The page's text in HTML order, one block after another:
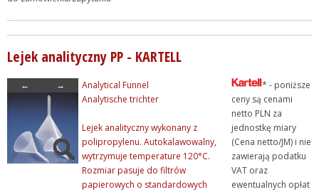
Lejek analityczny PP - KARTELL
← →
Analytical Funnel
Analytische trichter
Lejek analityczny wykonany z
polipropylenu. Autokalawowalny,
wytrzymuje temperature 120°C.
Rozmiar pasuje do filtrów
papierowych o standardowych
* - poniższe
ceny są cenami
netto PLN za
jednostkę miary
(Cena netto/JM) i nie
zawierają podatku
VAT oraz
ewentualnych opłat